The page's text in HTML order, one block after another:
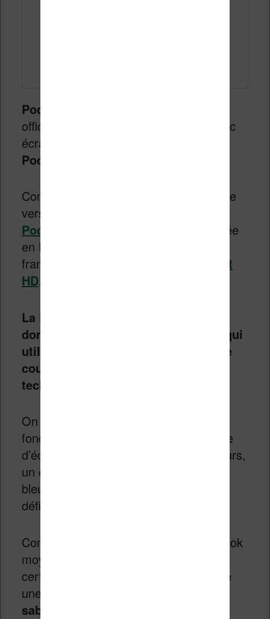
Pocketbook
officiellement une nouvelle
avec
écran couleur de 6 pouces : la
Pocketbook Verse Pro Color
Comme son nom l’indique, il s’agit d’une
version avec écran couleur de la
Pocketbook Verse Pro
, commercialisée
en France et dans d’autres pays
francophones sous le nom
Vivlio Light
HD.
La Pocketbook Verse Pro Color est
donc un modèle presque identique qui
utilise un écran à encre électronique
couleur basé sur la dernière
technologie Kaleido 3.
On retrouve donc toutes les
fonctionnalités intéressantes de ce type
d’écran avec l’affichage de 4096 couleurs,
un éclairage avec filtre de la lumière
bleue, un affichage noir et blanc haute
définition.
Comme il s’agit d’une liseuse Pocketbook
moyenne gamme, on a également une
certification IPX8 qui offre à la machine
une excellente
sable et à la poussière